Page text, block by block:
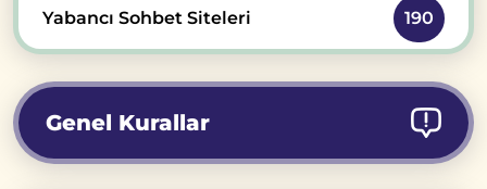
Yabancı Sohbet Siteleri 190
Genel Kurallar